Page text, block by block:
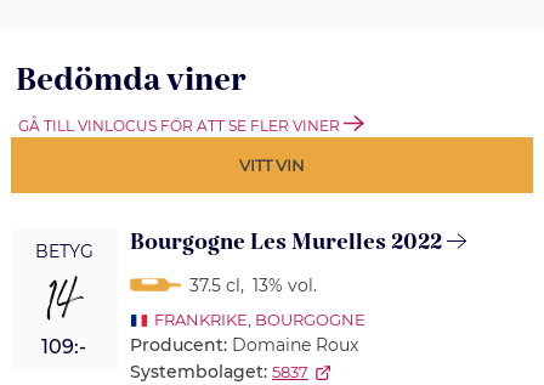
Bedömda viner
GÅ TILL VINLOCUS FÖR ATT SE FLER VINER
VITT VIN
BETYG
14
109:-
Bourgogne Les Murelles 2022
37.5 cl, 13% vol.
FRANKRIKE BOURGOGNE
Producent: Domaine Roux
Systembolaget: 5837